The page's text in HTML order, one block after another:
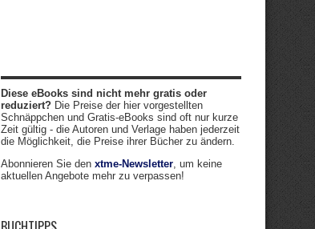
Diese eBooks sind nicht mehr gratis oder
reduziert? Die Preise der hier vorgestellten
Schnäppchen und Gratis-eBooks sind oft nur kurze
Zeit gültig - die Autoren und Verlage haben jederzeit
die Möglichkeit, die Preise ihrer Bücher zu ändern.
Abonnieren Sie den xtme-Newsletter, um keine
aktuellen Angebote mehr zu verpassen!